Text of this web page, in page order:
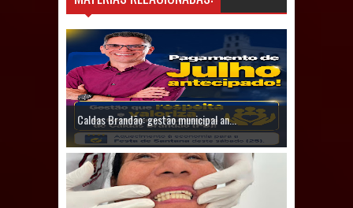
Prefeito Major Sidnei busca em
Brasília recursos para nova Casa de
Acolhida e CRAS de Sapé
Denise Ribeiro toma posse no
Diretório Nacional do PDT durante
Convenção em Brasília
Caldas Brandão: gestão municipal an...